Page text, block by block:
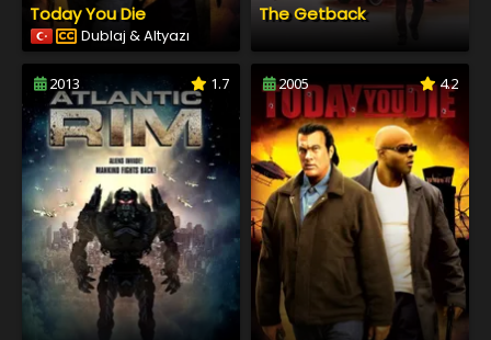
Today You Die
Dublaj & Altyazı
The Getback
2013 1.7 2005 4.2